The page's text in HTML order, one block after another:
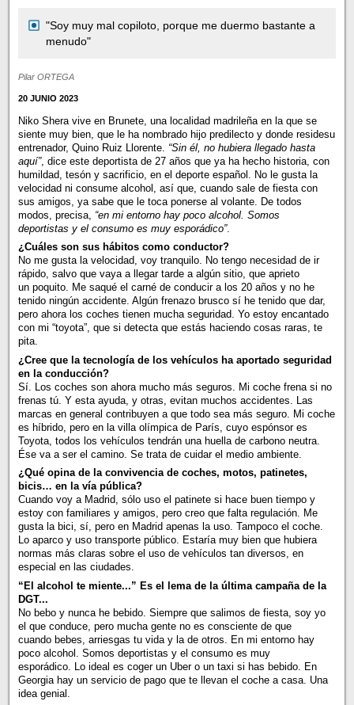
"Soy muy mal copiloto, porque me duermo bastante a
menudo"
Pilar ORTEGA
20 JUNIO 2023
Niko Shera vive en Brunete, una localidad madrileña en la que se
siente muy bien, que le ha nombrado hijo predilecto y donde residesu
entrenador, Quino Ruiz Llorente. “Sin él, no hubiera llegado hasta
aquí”, dice este deportista de 27 años que ya ha hecho historia, con
humildad, tesón y sacrificio, en el deporte español. No le gusta la
velocidad ni consume alcohol, así que, cuando sale de fiesta con
sus amigos, ya sabe que le toca ponerse al volante. De todos
modos, precisa, “en mi entorno hay poco alcohol. Somos
deportistas y el consumo es muy esporádico”.
¿Cuáles son sus hábitos como conductor?
No me gusta la velocidad, voy tranquilo. No tengo necesidad de ir
rápido, salvo que vaya a llegar tarde a algún sitio, que aprieto
un poquito. Me saqué el carné de conducir a los 20 años y no he
tenido ningún accidente. Algún frenazo brusco sí he tenido que dar,
pero ahora los coches tienen mucha seguridad. Yo estoy encantado
con mi “toyota”, que si detecta que estás haciendo cosas raras, te
pita.
¿Cree que la tecnología de los vehículos ha aportado seguridad
en la conducción?
Sí. Los coches son ahora mucho más seguros. Mi coche frena si no
frenas tú. Y esta ayuda, y otras, evitan muchos accidentes. Las
marcas en general contribuyen a que todo sea más seguro. Mi coche
es híbrido, pero en la villa olímpica de París, cuyo espónsor es
Toyota, todos los vehículos tendrán una huella de carbono neutra.
Ése va a ser el camino. Se trata de cuidar el medio ambiente.
¿Qué opina de la convivencia de coches, motos, patinetes,
bicis… en la vía pública?
Cuando voy a Madrid, sólo uso el patinete si hace buen tiempo y
estoy con familiares y amigos, pero creo que falta regulación. Me
gusta la bici, sí, pero en Madrid apenas la uso. Tampoco el coche.
Lo aparco y uso transporte público. Estaría muy bien que hubiera
normas más claras sobre el uso de vehículos tan diversos, en
especial en las ciudades.
“El alcohol te miente...” Es el lema de la última campaña de la
DGT...
No bebo y nunca he bebido. Siempre que salimos de fiesta, soy yo
el que conduce, pero mucha gente no es consciente de que
cuando bebes, arriesgas tu vida y la de otros. En mi entorno hay
poco alcohol. Somos deportistas y el consumo es muy
esporádico. Lo ideal es coger un Uber o un taxi si has bebido. En
Georgia hay un servicio de pago que te llevan el coche a casa. Una
idea genial.